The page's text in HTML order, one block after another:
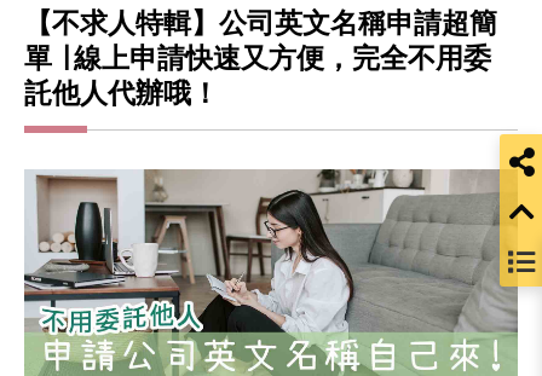
【不求人特輯】公司英文名稱申請超簡
單 ∣ 線上申請快速又方便，完全不用委
託他人代辦哦！